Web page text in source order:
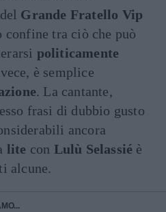
Grande Fratello Vip
tra ciò che può
politicamente
è semplice
. La cantante,
frasi di dubbio gusto
ancora
lite con Lulù Selassié è
alcune.